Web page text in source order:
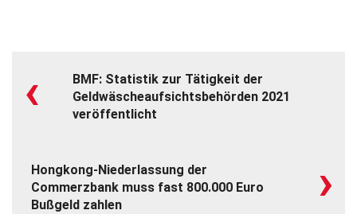
‹
BMF: Statistik zur Tätigkeit der
Geldwäscheaufsichtsbehörden 2021
veröffentlicht
Hongkong-Niederlassung der
Commerzbank muss fast 800.000 Euro
Bußgeld zahlen
›